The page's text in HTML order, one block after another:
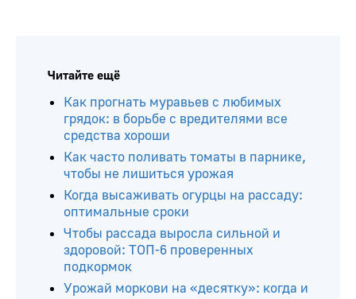
Читайте ещё
Как прогнать муравьев с любимых
грядок: в борьбе с вредителями все
средства хороши
Как часто поливать томаты в парнике,
чтобы не лишиться урожая